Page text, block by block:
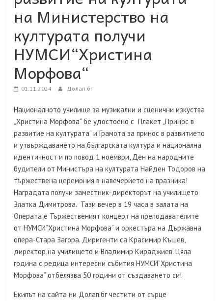
на Министерство на
културата получи
НУМСИ“Христина
Морфова“
01.11.2024 Долап.бг
Националното училище за музикални и сценични изкуства
„Христина Морфова“ бе удостоено с Плакет „Принос в
развитие на културата“ и Грамота за принос в развитието
и утвърждаването на българската култура и национална
идентичност и по повод 1 ноември, Ден на народните
будители от Министъра на културата Найден Тодоров на
тържествена церемония в навечерието на празника!
Наградата получи заместник-директорът на училището
Златка Димитрова. Тази вечер в 19 часа в залата на
Операта е Тържественият концерт на преподавателите
от НУМСИ“Христина Морфова“ и оркестъра на Държавна
опера-Стара Загора. Диригенти са Красимир Къшев,
директор на училището и Владимир Кираджиев. Цяла
година с редица интересни събития НУМСИ“Христина
Морфова“ отбелязва 50 години от създаването си!
Екипът на сайта ни Долап.бг честити от сърце